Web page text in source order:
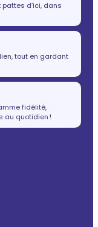
d’ici, dans
tout en gardant
fidélité,
au quotidien !